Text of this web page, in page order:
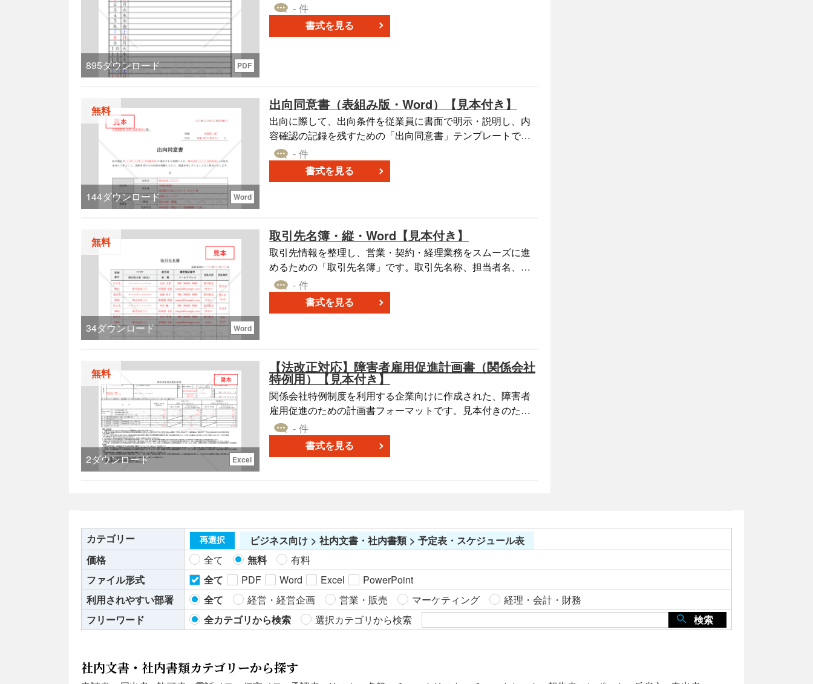
895ダウンロード PDF
- 件
書式を見る
無料
144ダウンロード Word
出向同意書（表組み版・Word）【見本付き】
出向に際して、出向条件を従業員に書面で明示・説明し、内
容確認の記録を残すための「出向同意書」テンプレートで
す。出向先の会社名・所在地、役職や業務内容、賃金、労働
時間や出向期間、さらに育児・介護との両立支援に関する事
項まで、必要な情報を表形式で整理して記載できるレイアウ
プ会社間の出向時に＞ 出向先の会社名、所在地、役職、業務
内容、出向期間などを明記し、本人同意を得る基本書式とし
て活用できます。 ＜出向条件を文書で明確化したい時に＞ 賃
金、賞与・手当、労働時間、休日、有給休暇、社会保険など
を整理でき、説明漏れや認識違いの防止に役立ちます。 ■作
成・利用時のポイント ＜労働条件の明確化＞ 賃金や勤務時
ておくと、運用がスムーズです。 ＜同意取得の適切な手続き
＞ 事前に十分な説明を行い、本人が内容を確認したことを記
録できるよう、社内手続を整備しておくことが重要です。 ■
テンプレートの利用メリット ＜記載項目が整理された表組み
形式＞ 出向先情報や労働条件、業務内容などが体系的に整理
されており、抜け漏れ防止に役立ちます。 ＜例文付きで作成
時間を短縮＞ 基本文例が含まれているため、ゼロから文章を
はありません。出向の可否、同意取得の要否、就業規則との
整合、育児・介護関連制度への対応などは、個別事情や最新
の法令・実務運用によって異なります。最終的な判断や利用
にあたっては、弁護士や社会保険労務士などの専門家に相談
することを前提としてご活用ください。
- 件
書式を見る
無料
34ダウンロード Word
取引先名簿・縦・Word【見本付き】
取引先情報を整理し、営業・契約・経理業務をスムーズに進
めるための「取引先名簿」です。取引先名称、担当者名、連
絡先、支払方法・支払条件などの基本情報を縦型レイアウト
で分かりやすく整理できる構成となっており、紙・データど
ちらでも扱いやすい形式です。 ■取引先名簿とは 企業が取引
性を高める役割があります。特に複数の取引先を抱える企業
においては、情報の一元管理と更新体制の整備が重要となり
ます。 ■テンプレートの利用シーン ＜営業・顧客管理業務に
＞ 担当者や連絡先を一覧化することで、スムーズな営業対応
やフォローアップが可能になります。 ＜経理・支払条件の管
理に＞ 支払方法や締日・支払条件を明確に記録することで、
請求・支払業務のミス防止に役立ちます。 ■作成・利用時の
含めて速やかに修正しましょう。 ＜個人情報の取扱いに注意
＞ 利用目的や管理方法を明確にしたうえで、社内でのアクセ
ス制限やパスワード設定など、適切な運用を心がけましょ
う。 ■テンプレートの利用メリット ＜シンプルで見やすい縦
型レイアウト＞ 項目ごとに整理された構成のため、必要な情
報をすぐに確認できます。 ＜見本付きで迷わず作成できる＞
入力例を参考にしながら、初めての方でもスムーズに作成・
運用できます。 ＜Word形式で自社仕様にカスタマイズ自由＞
- 件
書式を見る
無料
2ダウンロード Excel
【法改正対応】障害者雇用促進計画書（関係会社
特例用）【見本付き】
関係会社特例制度を利用する企業向けに作成された、障害者
雇用促進のための計画書フォーマットです。見本付きのた
め、はじめて担当する方も安心して利用でき、制作費用や月
額利用料も不要です。 ■障害者雇用促進計画書とは 障害者の
雇用状況を安定・拡大するため、企業が一定期間における採
在2.5％）を達成する必要があります。 ■テンプレートの利用
シーン ＜雇用率の遵守に向けて＞ 法定雇用率を確実に達成す
るための採用・定着計画を明文化できます。 ＜グループ会社
での取り組みに＞ 親会社や子会社を含めた関係会社単位で計
画を共有できます。 ＜行政への提出資料作成に＞ 厚生労働省
の規定様式で、行政手続きのための提出資料として利用でき
ます。 ■作成・利用時のポイント ＜数値は正確に記入＞ 雇用
目標数や実績値は誤りのないよう最新情報を反映しましょ
ましょう。 ＜行政ガイドラインや公式FAQの参照＞ 法令やガ
- 件
書式を見る
カテゴリー 再選択
ビジネス向け > 社内文書・社内書類 > 予定表・スケジュール表
価格
全て 無料
有料
ファイル形式
全て PDF Word Excel
PowerPoint
利用されやすい部署
全て 経営・経営企画 営業・販売 マーケティング
経理・会計・財務
フリーワード
全カテゴリから検索 選択カテゴリから検索 検索
社内文書・社内書類カテゴリーから探す